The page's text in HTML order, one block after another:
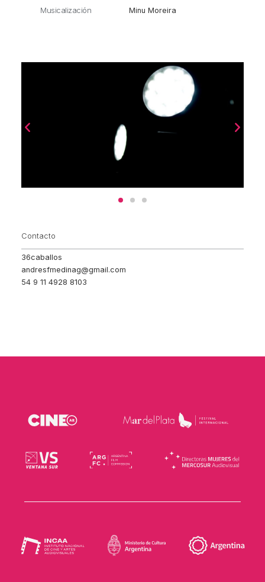
Musicalización Minu Moreira
Contacto
36caballos
andresfmedinag@gmail.com
54 9 11 4928 8103